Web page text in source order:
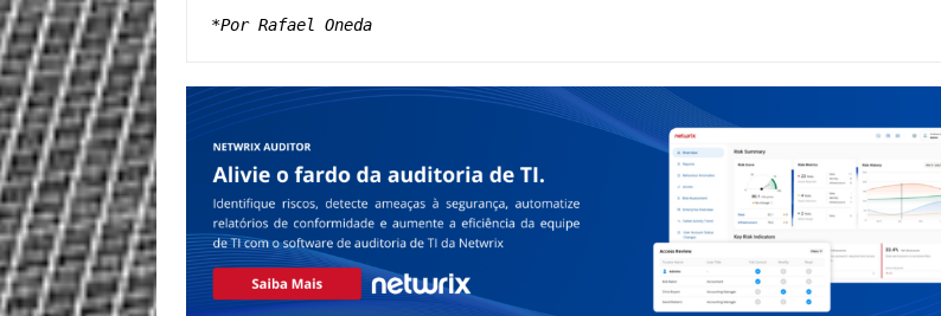
*Por Rafael Oneda